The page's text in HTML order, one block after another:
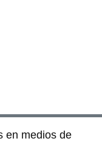
en medios de